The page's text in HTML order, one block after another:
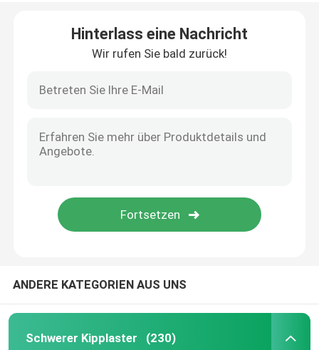
Hinterlass eine Nachricht
Wir rufen Sie bald zurück!
ANDERE KATEGORIEN AUS UNS
Schwerer Kipplaster (230)